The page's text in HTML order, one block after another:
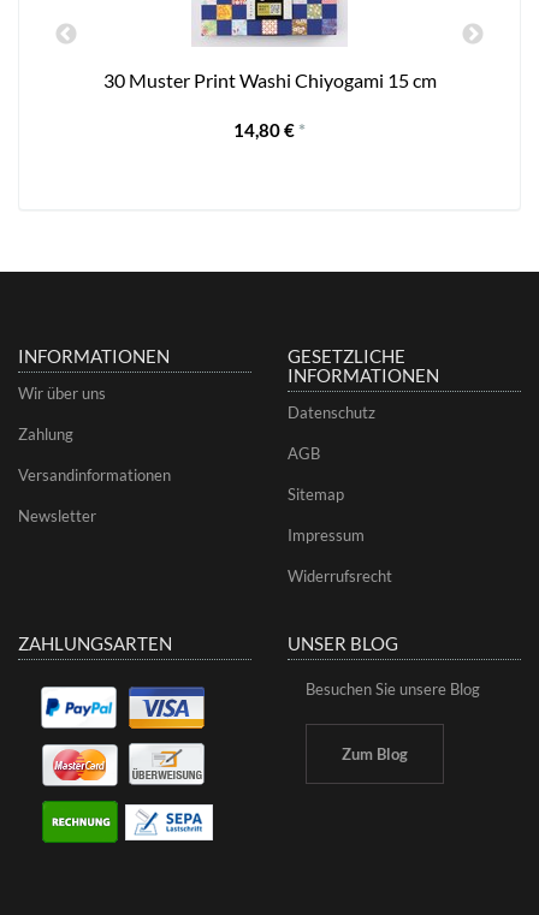
30 Muster Print Washi Chiyogami 15 cm
14,80 € *
INFORMATIONEN
Wir über uns
Zahlung
Versandinformationen
Newsletter
GESETZLICHE
INFORMATIONEN
Datenschutz
AGB
Sitemap
Impressum
Widerrufsrecht
ZAHLUNGSARTEN UNSER BLOG
Besuchen Sie unsere Blog
Zum Blog